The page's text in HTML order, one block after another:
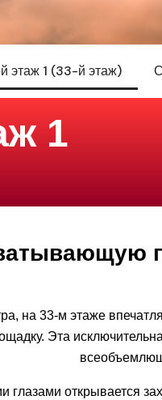
этаж 1 (33-й этаж)
1
на 33-м этаже
Эта
открывается